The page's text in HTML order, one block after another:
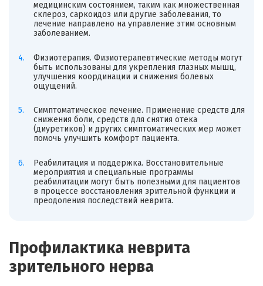
медицинским состоянием, таким как множественная
склероз, саркоидоз или другие заболевания, то
лечение направлено на управление этим основным
заболеванием.
Физиотерапия. Физиотерапевтические методы могут
быть использованы для укрепления глазных мышц,
улучшения координации и снижения болевых
ощущений.
Симптоматическое лечение. Применение средств для
снижения боли, средств для снятия отека
(диуретиков) и других симптоматических мер может
помочь улучшить комфорт пациента.
Реабилитация и поддержка. Восстановительные
мероприятия и специальные программы
реабилитации могут быть полезными для пациентов
в процессе восстановления зрительной функции и
преодоления последствий неврита.
Профилактика неврита
зрительного нерва